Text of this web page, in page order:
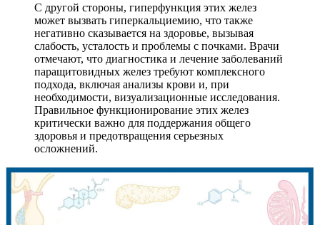
С другой стороны, гиперфункция этих желез
может вызвать гиперкальциемию, что также
негативно сказывается на здоровье, вызывая
слабость, усталость и проблемы с почками. Врачи
отмечают, что диагностика и лечение заболеваний
паращитовидных желез требуют комплексного
подхода, включая анализы крови и, при
необходимости, визуализационные исследования.
Правильное функционирование этих желез
критически важно для поддержания общего
здоровья и предотвращения серьезных
осложнений.